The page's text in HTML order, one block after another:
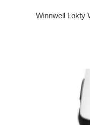
Winnwell Lokty